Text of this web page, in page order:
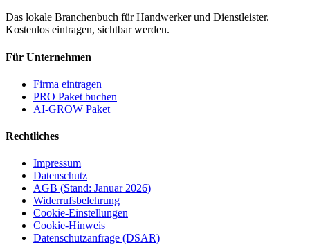
Das lokale Branchenbuch für Handwerker und Dienstleister.
Kostenlos eintragen, sichtbar werden.
Für Unternehmen
Firma eintragen
PRO Paket buchen
AI-GROW Paket
Rechtliches
Impressum
Datenschutz
AGB (Stand: Januar 2026)
Widerrufsbelehrung
Cookie-Einstellungen
Cookie-Hinweis
Datenschutzanfrage (DSAR)